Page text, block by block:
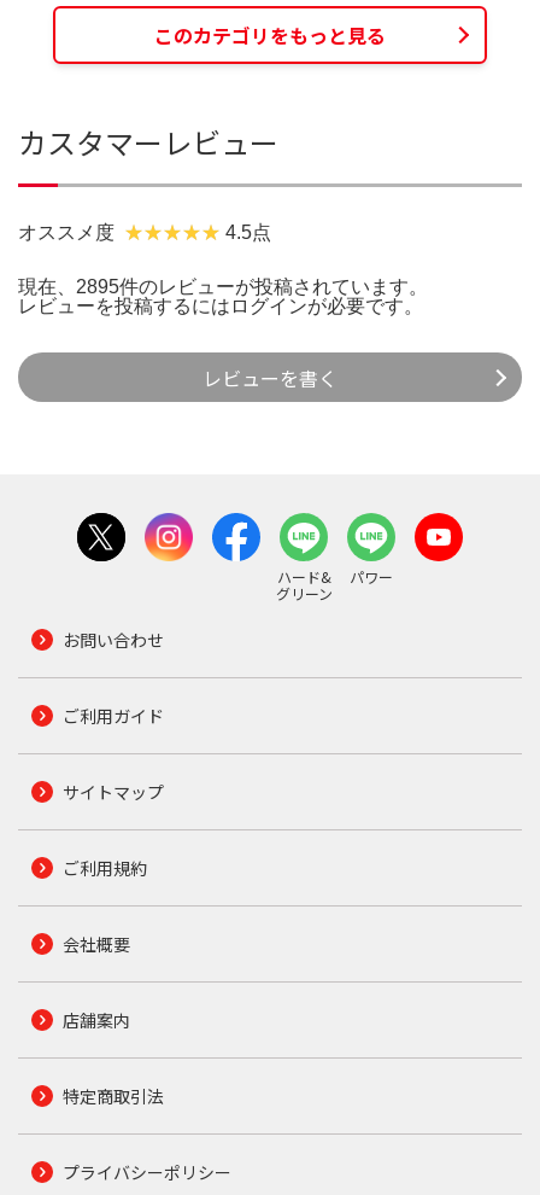
このカテゴリをもっと見る
カスタマーレビュー
オススメ度 4.5点
現在、2895件のレビューが投稿されています。
レビューを投稿するには ログインが必要です。
レビューを書く
ハード&
グリーン
パワー
お問い合わせ
ご利用ガイド
サイトマップ
ご利用規約
会社概要
店舗案内
特定商取引法
プライバシーポリシー